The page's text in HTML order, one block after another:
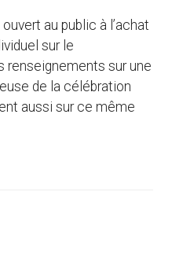
au public à l’achat
sur le
renseignements sur une
de la célébration
aussi sur ce même